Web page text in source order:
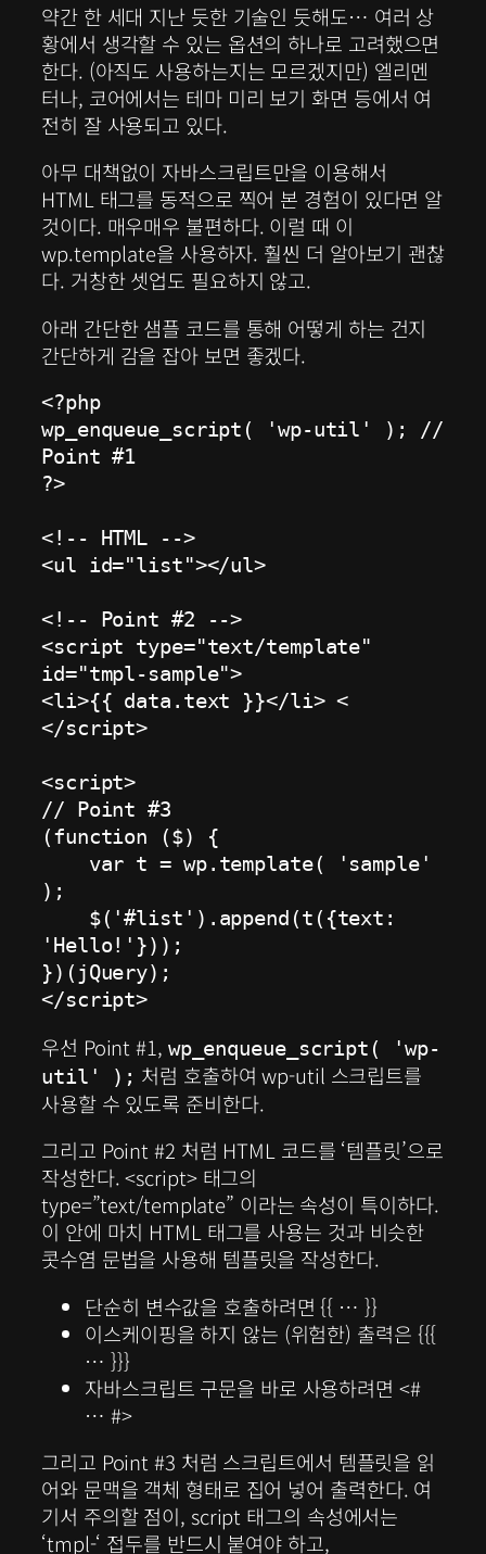
약간 한 세대 지난 듯한 기술인 듯해도… 여러 상
황에서 생각할 수 있는 옵션의 하나로 고려했으면
한다. (아직도 사용하는지는 모르겠지만) 엘리멘
터나, 코어에서는 테마 미리 보기 화면 등에서 여
전히 잘 사용되고 있다.
아무 대책없이 자바스크립트만을 이용해서
HTML 태그를 동적으로 찍어 본 경험이 있다면 알
것이다. 매우매우 불편하다. 이럴 때 이
wp.template을 사용하자. 훨씬 더 알아보기 괜찮
다. 거창한 셋업도 필요하지 않고.
아래 간단한 샘플 코드를 통해 어떻게 하는 건지
간단하게 감을 잡아 보면 좋겠다.
<?php
wp_enqueue_script( 'wp-util' ); //
Point #1
?>
<!-- HTML -->
<ul id="list"></ul>
<!-- Point #2 -->
<script type="text/template"
id="tmpl-sample">
<li>{{ data.text }}</li> <
</script>
<script>
// Point #3
(function ($) {
);
'Hello!'}));
})(jQuery);
</script>
우선 Point #1, wp_enqueue_script( 'wp-
util' ); 처럼 호출하여 wp-util 스크립트를
사용할 수 있도록 준비한다.
그리고 Point #2 처럼 HTML 코드를 ‘템플릿’으로
작성한다. <script> 태그의
type=”text/template” 이라는 속성이 특이하다.
이 안에 마치 HTML 태그를 사용는 것과 비슷한
콧수염 문법을 사용해 템플릿을 작성한다.
단순히 변수값을 호출하려면 {{ … }}
이스케이핑을 하지 않는 (위험한) 출력은 {{{
… }}}
자바스크립트 구문을 바로 사용하려면 <#
… #>
그리고 Point #3 처럼 스크립트에서 템플릿을 읽
어와 문맥을 객체 형태로 집어 넣어 출력한다. 여
기서 주의할 점이, script 태그의 속성에서는
‘tmpl-‘ 접두를 반드시 붙여야 하고,